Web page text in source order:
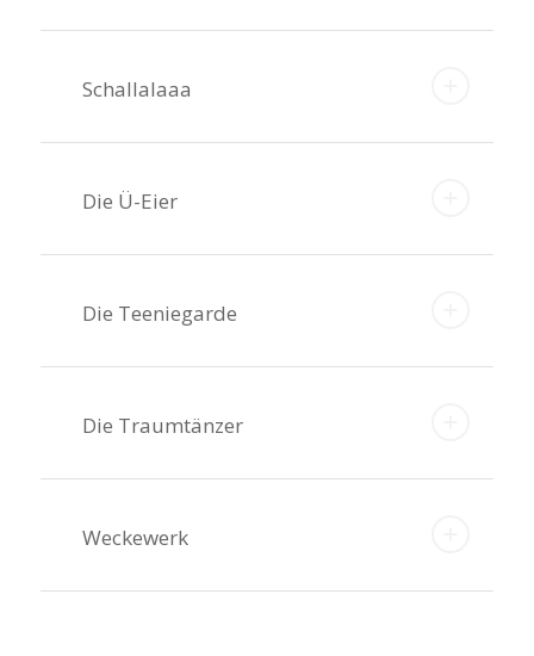
Schallalaaa
Die Ü-Eier
Die Teeniegarde
Die Traumtänzer
Weckewerk